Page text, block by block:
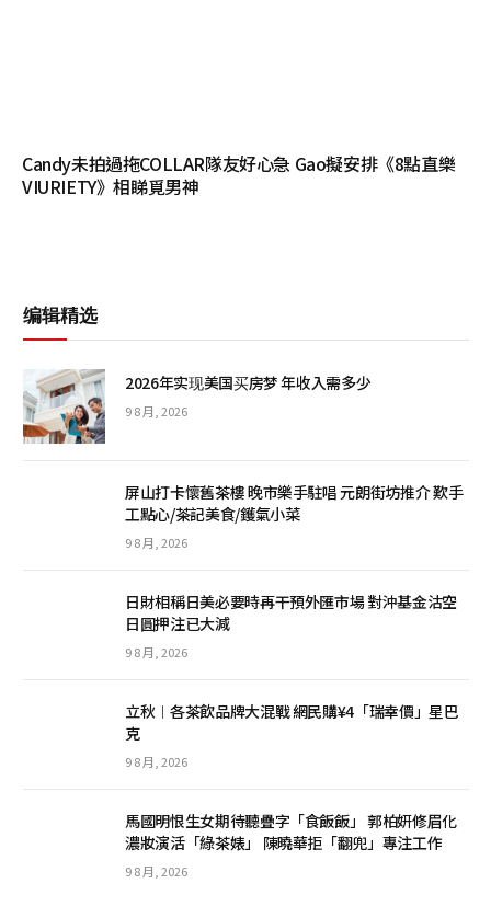
Candy未拍過拖COLLAR隊友好心急 Gao擬安排《8點直樂
VIURIETY》相睇覓男神
编辑精选
2026年实现美国买房梦 年收入需多少
9 8 月, 2026
屏山打卡懷舊茶樓 晚市樂手駐唱 元朗街坊推介 歎手
工點心/茶記美食/鑊氣小菜
9 8 月, 2026
日財相稱日美必要時再干預外匯市場 對沖基金沽空
日圓押注已大減
9 8 月, 2026
立秋︱各茶飲品牌大混戰 網民購¥4「瑞幸價」星巴
克
9 8 月, 2026
馬國明恨生女期待聽疊字「食飯飯」 郭柏妍修眉化
濃妝演活「綠茶婊」 陳曉華拒「翻兜」專注工作
9 8 月, 2026